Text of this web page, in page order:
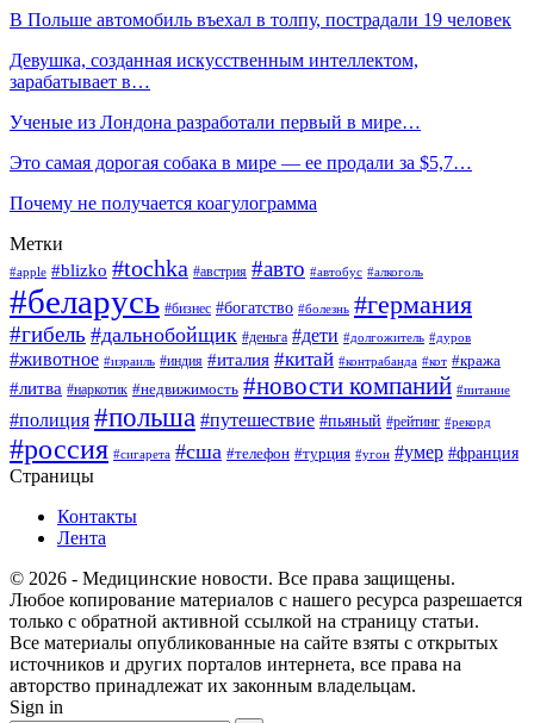
В Польше автомобиль въехал в толпу, пострадали 19 человек
Девушка, созданная искусственным интеллектом,
зарабатывает в…
Ученые из Лондона разработали первый в мире…
Это самая дорогая собака в мире — ее продали за $5,7…
Почему не получается коагулограмма
Метки
#apple #blizko #tochka #австрия #авто #автобус #алкоголь
#беларусь #бизнес #богатство #болезнь #германия
#гибель #дальнобойщик #деньга #дети #долгожитель #дуров
#животное #израиль #индия #италия #китай #контрабанда #кот #кража
#литва #наркотик #недвижимость #новости компаний #питание
#полиция #польша #путешествие #пьяный #рейтинг #рекорд
#россия #сигарета #сша #телефон #турция #угон #умер #франция
Страницы
Контакты
Лента
© 2026 - Медицинские новости. Все права защищены.
Любое копирование материалов с нашего ресурса разрешается
только с обратной активной ссылкой на страницу статьи.
Все материалы опубликованные на сайте взяты с открытых
источников и других порталов интернета, все права на
авторство принадлежат их законным владельцам.
Sign in